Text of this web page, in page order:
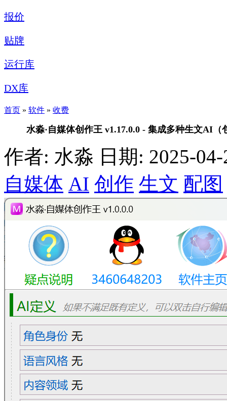
报价
贴牌
运行库
DX库
首页 » 软件 » 收费
水淼·自媒体创作王 v1.17.0.0 - 集成多种生文AI
作者: 水淼 日期: 2025-
自媒体 AI 创作 生文 配图